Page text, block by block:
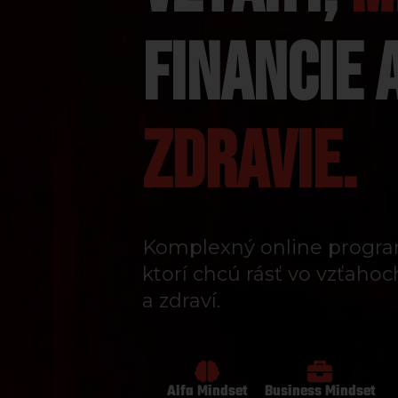
FINANCIE
ZDRAVIE.
Komplexný online
ktorí chcú rásť vo
a zdraví.
Alfa Mindset Business Mindset